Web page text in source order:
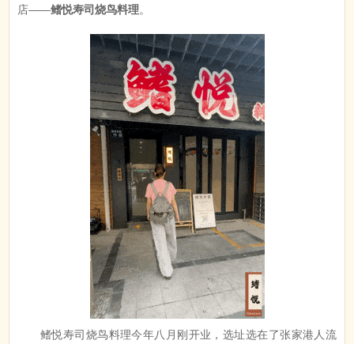
店——鳍悦寿司烧鸟料理。
鳍悦寿司烧鸟料理今年八月刚开业，选址选在了张家港人流